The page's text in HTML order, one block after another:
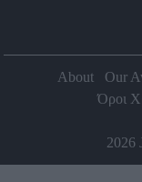
About Our
Όροι
2026